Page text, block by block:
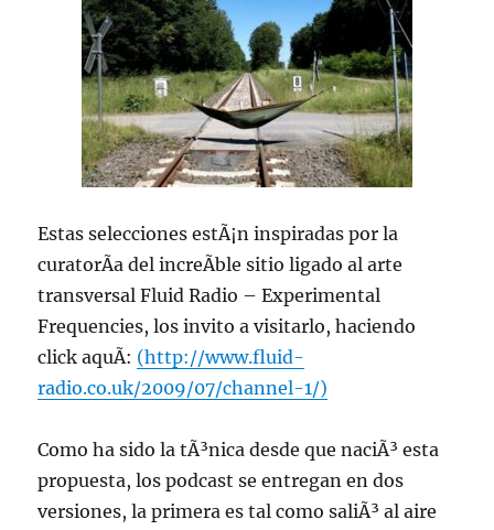
Estas selecciones estÃ¡n inspiradas por la
curatorÃ­a del increÃ­ble sitio ligado al arte
transversal Fluid Radio – Experimental
Frequencies, los invito a visitarlo, haciendo
click aquÃ­: (http://www.fluid-
radio.co.uk/2009/07/channel-1/)
Como ha sido la tÃ³nica desde que naciÃ³ esta
propuesta, los podcast se entregan en dos
versiones, la primera es tal como saliÃ³ al aire